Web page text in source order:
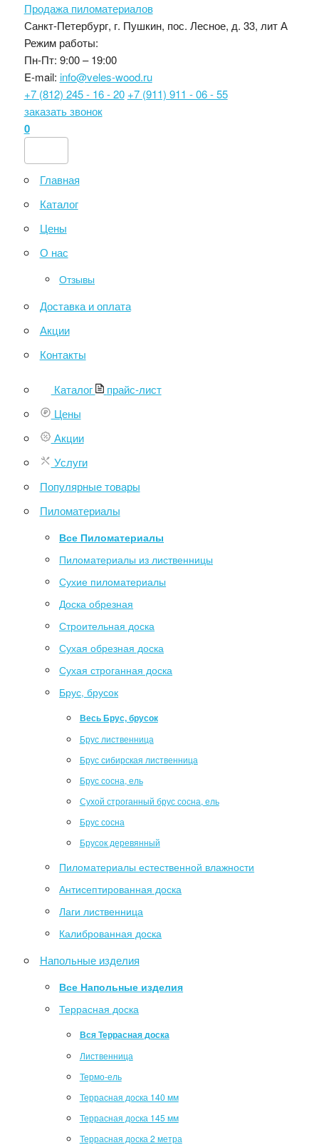
Продажа пиломатериалов
Санкт-Петербург, г. Пушкин, пос. Лесное, д. 33, лит А
Режим работы:
Пн-Пт: 9:00 – 19:00
E-mail: info@veles-wood.ru
+7 (812) 245 - 16 - 20 +7 (911) 911 - 06 - 55
заказать звонок
0
Главная
Каталог
Цены
О нас
Отзывы
Доставка и оплата
Акции
Контакты
Каталог
прайс-лист
Цены
Акции
Услуги
Популярные товары
Пиломатериалы
Все Пиломатериалы
Пиломатериалы из лиственницы
Сухие пиломатериалы
Доска обрезная
Строительная доска
Сухая обрезная доска
Сухая строганная доска
Брус, брусок
Весь Брус, брусок
Брус лиственница
Брус сибирская лиственница
Брус сосна, ель
Сухой строганный брус сосна, ель
Брус сосна
Брусок деревянный
Пиломатериалы естественной влажности
Антисептированная доска
Лаги лиственница
Калиброванная доска
Напольные изделия
Все Напольные изделия
Террасная доска
Вся Террасная доска
Лиственница
Термо-ель
Террасная доска 140 мм
Террасная доска 145 мм
Террасная доска 2 метра